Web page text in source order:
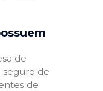
de
seguro de
de